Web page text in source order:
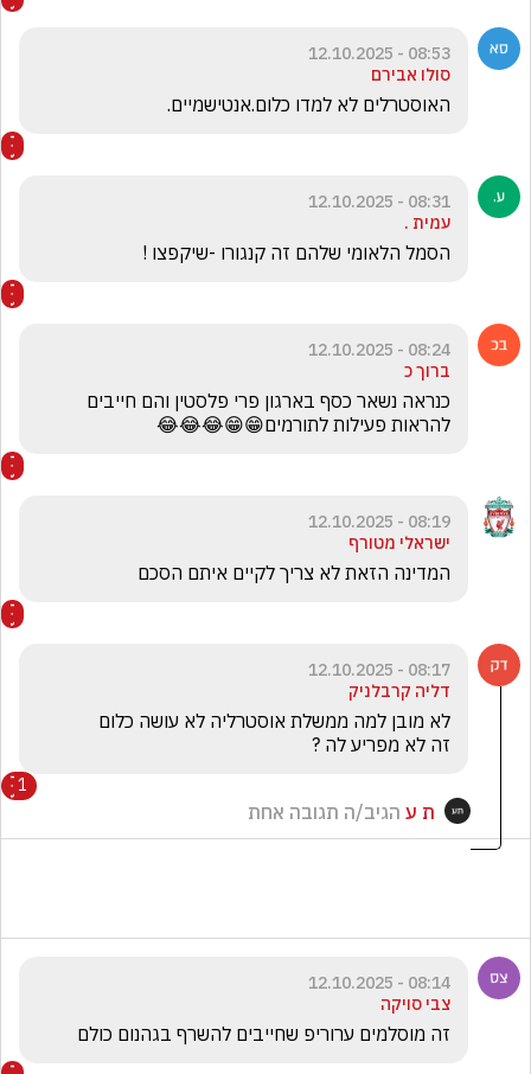
08:53 - 12.10.2025
סולו אבירם
האוסטרלים לא למדו כלום.אנטישמיים.
08:31 - 12.10.2025
עמית .
הסמל הלאומי שלהם זה קנגורו -שיקפצו !
08:24 - 12.10.2025
ברוך כ
להראות פעילות לתורמים😁😁😂😂😂
08:19 - 12.10.2025
ישראלי מטורף
המדינה הזאת לא צריך לקיים איתם הסכם
08:17 - 12.10.2025
דליה קרבלניק
זה לא מפריע לה ?
1
ת ע הגיב/ה תגובה אחת
08:14 - 12.10.2025
צבי סויקה
זה מוסלמים ערוריפ שחייבים להשרף בגהנום כולם